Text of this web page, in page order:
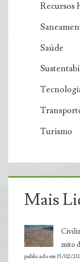
Recursos
Saúde
Turismo
Mais
mito
publicado em 15/02/